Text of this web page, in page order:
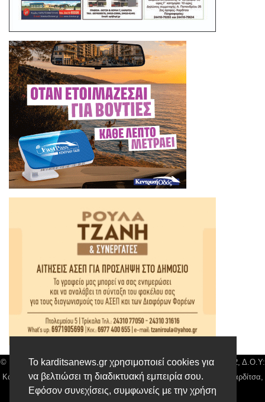
Το karditsanews.gr χρησιμοποιεί cookies για
να βελτιώσει τη διαδικτυακή εμπειρία σου.
Εφόσον συνεχίσεις, συμφωνείς με την χρήση
© Karditsa News | Διακριτικός Τίτλος: Orion Media, ΑΦΜ: 043750542, Δ.Ο.Υ:
Καρδίτσας, Αρ. Γεμή: 018804431000, Δ/νση: Διάκου 10 τ.κ 43132 Καρδίτσα,
Τηλ: 24410 42500, email:news@karditsanews.gr.